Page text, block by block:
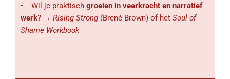
• Wil je praktisch groeien in veerkracht en narratief
werk? → Rising Strong (Brené Brown) of het Soul of
Shame Workbook